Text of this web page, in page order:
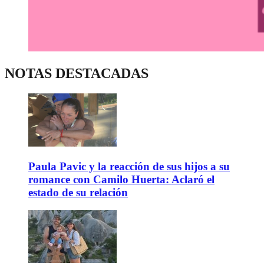
NOTAS DESTACADAS
Paula Pavic y la reacción de sus hijos a su
romance con Camilo Huerta: Aclaró el
estado de su relación